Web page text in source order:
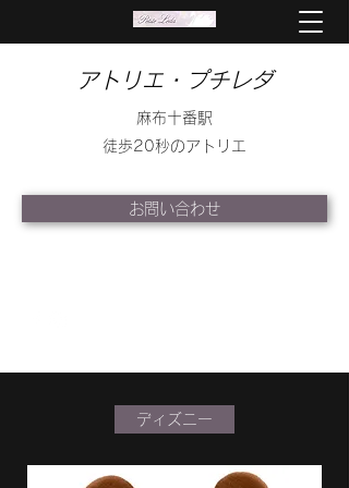
アトリエ・プチレダ
麻布十番駅
徒歩20秒のアトリエ
お問い合わせ
ディズニー